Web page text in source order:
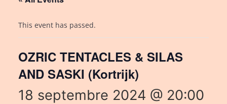
This event has passed.
OZRIC TENTACLES & SILAS
AND SASKI (Kortrijk)
18 septembre 2024 @ 20:00